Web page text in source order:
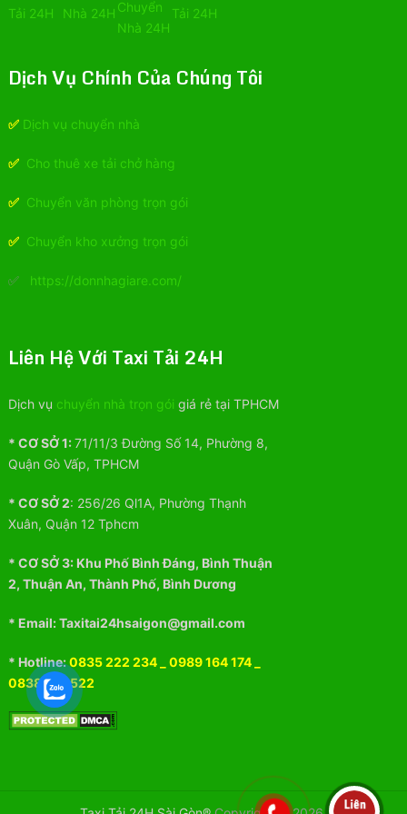
Dịch Vụ Chính Của Chúng Tôi
✅ Dịch vụ chuyển nhà
✅ Cho thuê xe tải chở hàng
✅ Chuyển văn phòng trọn gói
✅ Chuyển kho xưởng trọn gói
✅ https://donnhagiare.com/
Liên Hệ Với Taxi Tải 24H
Dịch vụ chuyển nhà trọn gói giá rẻ tại TPHCM
* CƠ SỞ 1:71/11/3 Đường Số 14, Phường 8,
Quận Gò Vấp, TPHCM
* CƠ SỞ 2: 256/26 Ql1A, Phường Thạnh
Xuân, Quận 12 Tphcm
* CƠ SỞ 3:Khu PhốBình Đáng, Bình Thuận
2, Thuận An, Thành Phố, Bình Dương
* Email: Taxitai24hsaigon@gmail.com
* Hotline:0835 222 234_ 0989 164 174_
0838 512 522